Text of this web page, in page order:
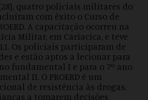
quatro policiais militares do
com êxito o Curso de
A capacitação ocorreu na
Militar, em Cariacica, e teve
Os policiais participaram de
e estão aptos a lecionar para
fundamental I e para o 7º ano
II. O PROERD é um
de resistência às drogas,
a tomarem decisões